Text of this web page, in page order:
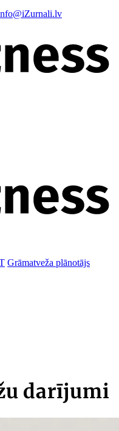
Grāmatveža plānotājs
darījumi